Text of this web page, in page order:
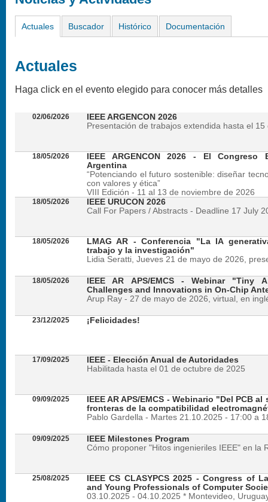
Actuales Buscador Histórico Documentación
Actuales
Haga click en el evento elegido para conocer más detalles
02/06/2026
IEEE ARGENCON 2026
Presentación de trabajos extendida hasta el 15
18/05/2026
IEEE ARGENCON 2026 - El
Argentina
“Potenciando el futuro sostenible: diseñar
con valores y ética”
VIII Edición - 11 al 13 de noviembre de 2026
18/05/2026
IEEE URUCON 2026
Call For Papers / Abstracts - Deadline 17 July
18/05/2026
LMAG AR - Conferencia "La IA
trabajo y la investigación"
Lidia Seratti, Jueves 21 de mayo de 2026,
18/05/2026
IEEE AR APS/EMCS - Webinar "Tiny
Challenges and Innovations in On-Chip
Arup Ray - 27 de mayo de 2026, virtual, en
23/12/2025 ¡Felicidades!
17/09/2025
IEEE - Elección Anual de Autoridades
Habilitada hasta el 01 de octubre de 2025
09/09/2025
IEEE AR APS/EMCS - Webinario "Del PCB
fronteras de la compatibilidad
Pablo Gardella - Martes 21.10.2025 - 17:00 a
09/09/2025
IEEE Milestones Program
Cómo proponer "Hitos ingenieriles IEEE" en la
25/08/2025
IEEE CS CLASYPCS 2025 - Congress of
and Young Professionals of Computer
03.10.2025 - 04.10.2025 * Montevideo,